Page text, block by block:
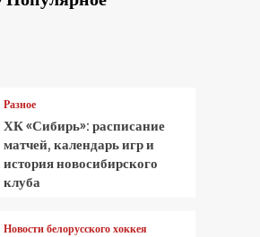
Разное
ХК «Сибирь»: расписание
матчей, календарь игр и
история новосибирского
клуба
Новости белорусского хоккея